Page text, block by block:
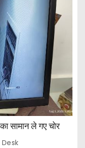
सामान ले गए चोर